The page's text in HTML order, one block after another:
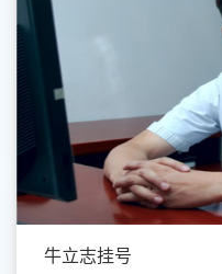
牛立志挂号